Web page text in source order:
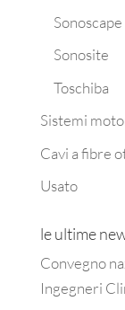
Sonoscape
Sonosite
Toschiba
Sistemi
Cavi a fibre
Usato
le ultime
Convegno
Ingegneri